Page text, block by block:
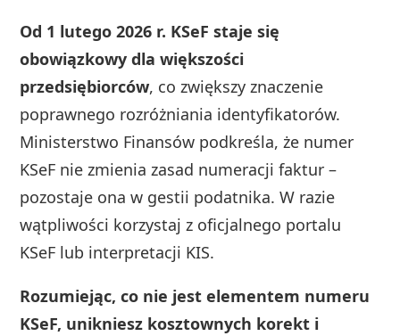
Od 1 lutego 2026 r. KSeF staje się
obowiązkowy dla większości
przedsiębiorców, co zwiększy znaczenie
poprawnego rozróżniania identyfikatorów.
Ministerstwo Finansów podkreśla, że numer
KSeF nie zmienia zasad numeracji faktur –
pozostaje ona w gestii podatnika. W razie
wątpliwości korzystaj z oficjalnego portalu
KSeF lub interpretacji KIS.
Rozumiejąc, co nie jest elementem numeru
KSeF, unikniesz kosztownych korekt i